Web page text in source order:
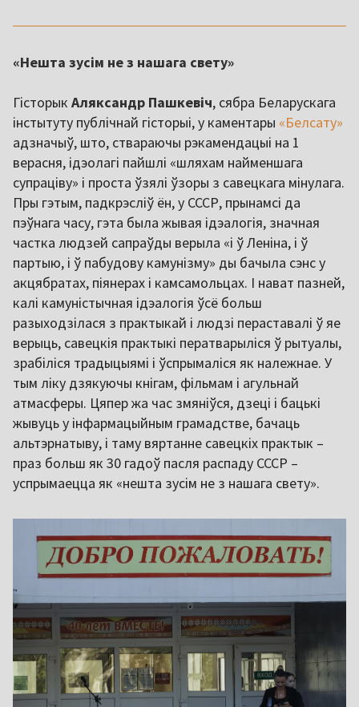
«Нешта зусім не з нашага свету»
Гісторык Аляксандр Пашкевіч, сябра Беларускага
інстытуту публічнай гісторыі, у каментары «Белсату»
адзначыў, што, ствараючы рэкамендацыі на 1
верасня, ідэолагі пайшлі «шляхам найменшага
супраціву» і проста ўзялі ўзоры з савецкага мінулага.
Пры гэтым, падкрэсліў ён, у СССР, прынамсі да
пэўнага часу, гэта была жывая ідэалогія, значная
частка людзей сапраўды верыла «і ў Леніна, і ў
партыю, і ў пабудову камунізму» ды бачыла сэнс у
акцябратах, піянерах і камсамольцах. І нават пазней,
калі камуністычная ідэалогія ўсё больш
разыходзілася з практыкай і людзі пераставалі ў яе
верыць, савецкія практыкі ператварыліся ў рытуалы,
зрабіліся традыцыямі і ўспрымаліся як належнае. У
тым ліку дзякуючы кнігам, фільмам і агульнай
атмасферы. Цяпер жа час змяніўся, дзеці і бацькі
жывуць у інфармацыйным грамадстве, бачаць
альтэрнатыву, і таму вяртанне савецкіх практык –
праз больш як 30 гадоў пасля распаду СССР –
успрымаецца як «нешта зусім не з нашага свету».